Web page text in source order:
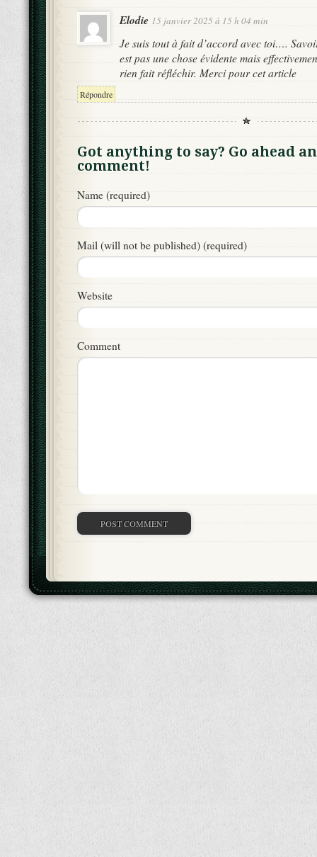
Elodie 15 janvier 2025 à 15 h 04 min
Je suis tout à fait d’accord avec toi….
est pas une chose évidente mais
rien fait réfléchir. Merci pour cet article
Répondre
Got anything to say? Go ahead
comment!
Name (required)
Mail (will not be published) (required)
Website
Comment